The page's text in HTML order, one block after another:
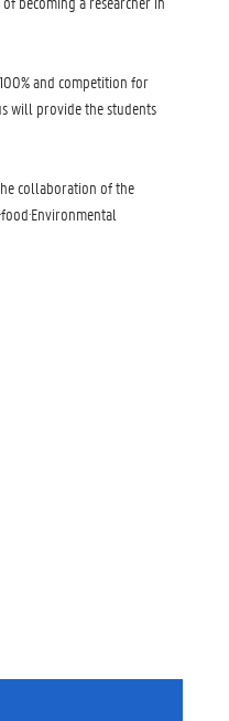
and competition for
will provide the students
collaboration of the